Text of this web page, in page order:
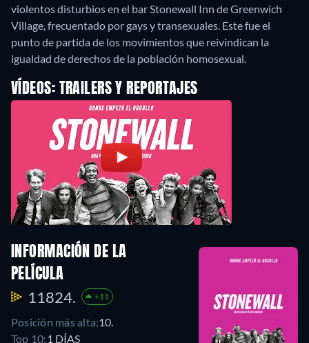
violentos disturbios en el bar Stonewall Inn de Greenwich
Village, frecuentado por gays y transexuales. Este fue el
punto de partida de los movimientos que reivindican la
igualdad de derechos de la población homosexual.
VÍDEOS: TRAILERS Y REPORTAJES
INFORMACIÓN DE LA
PELÍCULA
11824. +11
Posición más alta:10.
Top 10: 1 DÍAS